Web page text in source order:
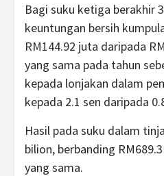
Bagi suku ketiga berakhir
keuntungan bersih
RM144.92 juta daripada
yang sama pada tahun
kepada lonjakan dalam
kepada 2.1 sen daripada
Hasil pada suku dalam
bilion, berbanding
yang sama.